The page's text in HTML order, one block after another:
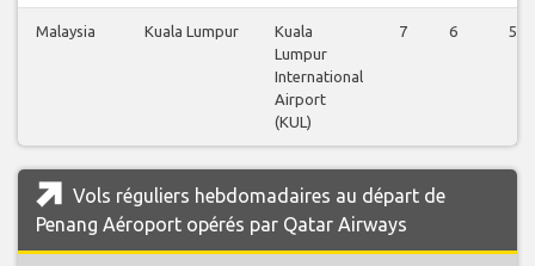
Malaysia Kuala Lumpur
Kuala
Lumpur
International
Airport
(KUL)
7 6 5
Vols réguliers hebdomadaires au départ de
Penang Aéroport opérés par Qatar Airways